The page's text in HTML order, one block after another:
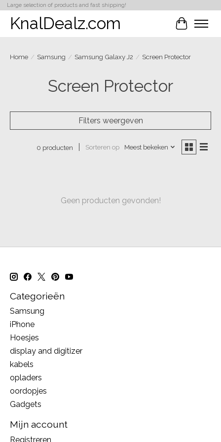
Large selection of products and fast shipping!
KnalDealz.com
Home / Samsung / Samsung Galaxy J2 / Screen Protector
Screen Protector
Filters weergeven
0 producten Sorteren op Meest bekeken
Geen producten gevonden!
Categorieën
Samsung
iPhone
Hoesjes
display and digitizer
kabels
opladers
oordopjes
Gadgets
Mijn account
Registreren